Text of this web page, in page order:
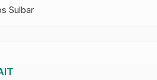
Sulbar